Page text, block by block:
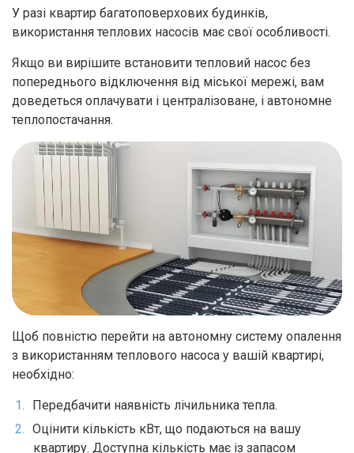
У разі квартир багатоповерхових будинків,
використання теплових насосів має свої особливості.
Якщо ви вирішите встановити тепловий насос без
попереднього відключення від міської мережі, вам
доведеться оплачувати і централізоване, і автономне
теплопостачання.
Щоб повністю перейти на автономну систему опалення
з використанням теплового насоса у вашій квартирі,
необхідно:
Передбачити наявність лічильника тепла.
Оцінити кількість кВт, що подаються на вашу
квартиру. Доступна кількість має із запасом